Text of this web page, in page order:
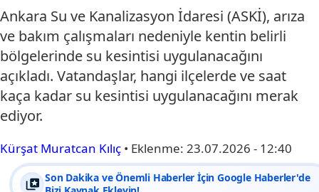
Ankara Su ve Kanalizasyon İdaresi (ASKİ), arıza
ve bakım çalışmaları nedeniyle kentin belirli
bölgelerinde su kesintisi uygulanacağını
açıkladı. Vatandaşlar, hangi ilçelerde ve saat
kaça kadar su kesintisi uygulanacağını merak
ediyor.
Kürşat Muratcan Kılıç • Eklenme: 23.07.2026 - 12:40
Son Dakika ve Önemli Haberler İçin Google Haberler'de